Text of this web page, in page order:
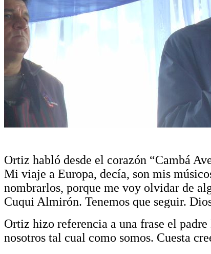
Ortiz habló desde el corazón “Cambá
Mi viaje a Europa, decía, son mis
nombrarlos, porque me voy olvidar de
Cuqui Almirón. Tenemos que seguir.
Ortiz hizo referencia a una frase el
nosotros tal cual como somos. Cuesta